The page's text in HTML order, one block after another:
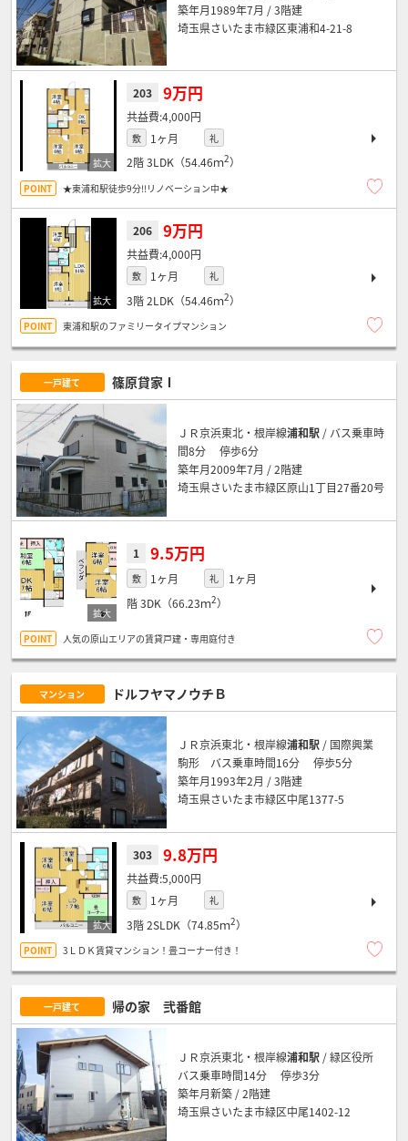
築年月1989年7月 / 3階建
埼玉県さいたま市緑区東浦和4-21-8
203 9万円
4,000円
敷 1ヶ月 礼
2階3LDK（54.46ｍ2）
★東浦和駅徒歩9分!!リノベーション中★
206 9万円
4,000円
敷 1ヶ月 礼
3階2LDK（54.46ｍ2）
東浦和駅のファミリータイプマンション
一戸建て 篠原貸家Ⅰ
ＪＲ京浜東北・根岸線浦和駅 / バス乗車時
間8分 停歩6分
築年月2009年7月 / 2階建
埼玉県さいたま市緑区原山1丁目27番20号
1 9.5万円
敷 1ヶ月 礼
1ヶ月
階3DK（66.23ｍ2）
人気の原山エリアの賃貸戸建・専用庭付き
マンション ドルフヤマノウチＢ
ＪＲ京浜東北・根岸線浦和駅 / 国際興業
駒形 バス乗車時間16分 停歩5分
築年月1993年2月 / 3階建
埼玉県さいたま市緑区中尾1377-5
303 9.8万円
5,000円
敷 1ヶ月 礼
3階2SLDK（74.85ｍ2）
3ＬＤＫ賃貸マンション！畳コーナー付き！
一戸建て 帰の家 弐番館
ＪＲ京浜東北・根岸線浦和駅 / 緑区役所
バス乗車時間14分 停歩3分
築年月新築 / 2階建
埼玉県さいたま市緑区中尾1402-12